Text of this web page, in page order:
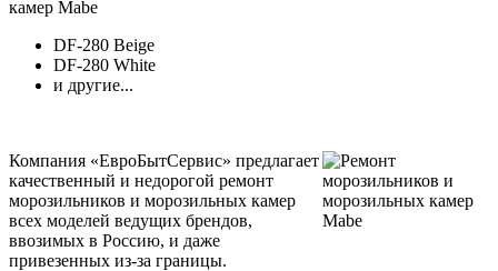
камер Mabe
DF-280 Beige
DF-280 White
и другие...
Компания «ЕвроБытСервис» предлагает
качественный и недорогой ремонт
морозильников и морозильных камер
всех моделей ведущих брендов,
ввозимых в Россию, и даже
привезенных из-за границы.